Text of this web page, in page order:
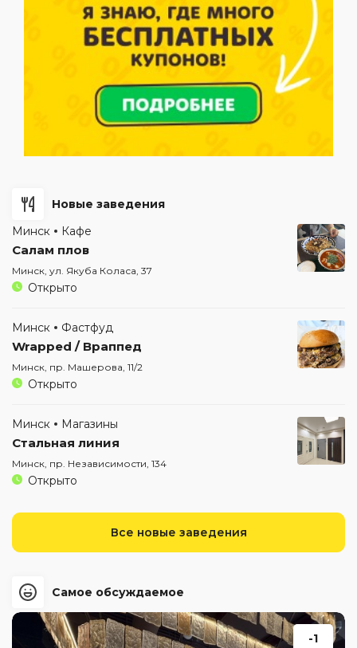
Новые заведения
Минск
Кафе
Салам плов
Минск, ул. Якуба Коласа, 37
Открыто
Минск Фастфуд
Wrapped / Враппед
Минск, пр. Машерова, 11/2
Открыто
Минск Магазины
Стальная линия
Минск, пр. Независимости, 134
Открыто
Все новые заведения
Самое обсуждаемое
-1